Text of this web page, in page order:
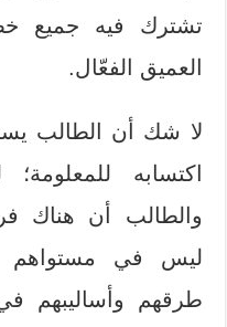
تشترك فيه جميع
العميق الفعّال.
لا شك أن الطالب
اكتسابه
والطالب أن هناك
ليس في
طرقهم وأساليبهم